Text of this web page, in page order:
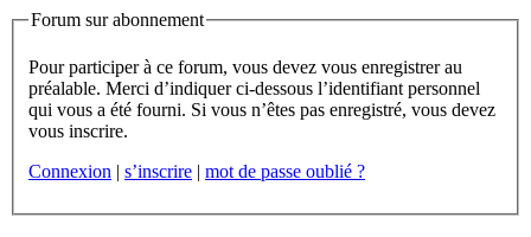
Forum sur abonnement
Pour participer à ce forum, vous devez vous enregistrer au
préalable. Merci d’indiquer ci-dessous l’identifiant personnel
qui vous a été fourni. Si vous n’êtes pas enregistré, vous devez
vous inscrire.
Connexion | s’inscrire | mot de passe oublié ?